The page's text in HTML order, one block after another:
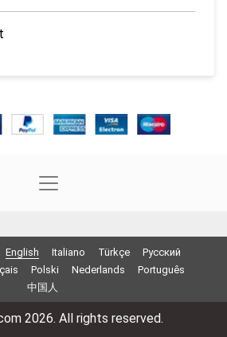
English Italiano Türkçe
Русский
Polski Nederlands
Português
中国人
2026. All rights reserved.